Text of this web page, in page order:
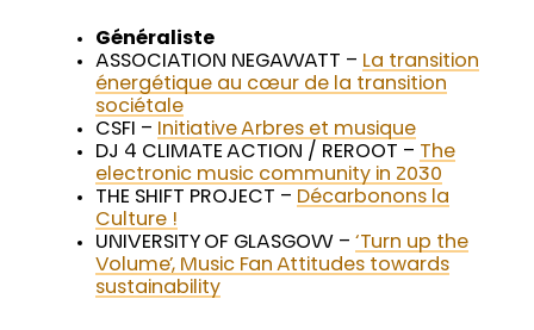
Généraliste
ASSOCIATION NEGAWATT – La transition
énergétique au cœur de la transition
sociétale
CSFI –
Initiative Arbres et musique
DJ 4 CLIMATE ACTION / REROOT – The
electronic music community in 2030
THE SHIFT PROJECT – Décarbonons la
Culture !
UNIVERSITY OF GLASGOW – ‘Turn up the
Volume’, Music Fan Attitudes towards
sustainability